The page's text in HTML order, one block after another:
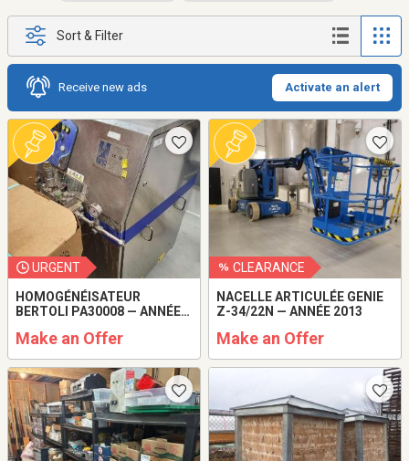
Sort & Filter
Receive new ads Activate an alert
URGENT
HOMOGÉNÉISATEUR
BERTOLI PA30008 — ANNÉE
Make an Offer
CLEARANCE
NACELLE ARTICULÉE GENIE
Z-34/22N — ANNÉE 2013
Make an Offer